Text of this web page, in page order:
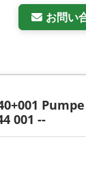
お問い
Pumpe
001 --